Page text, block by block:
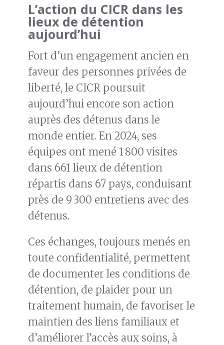
L’action du CICR dans les
lieux de détention
aujourd’hui
Fort d’un engagement ancien en
faveur des personnes privées de
liberté, le CICR poursuit
aujourd’hui encore son action
auprès des détenus dans le
monde entier. En 2024, ses
équipes ont mené 1 800 visites
dans 661 lieux de détention
répartis dans 67 pays, conduisant
près de 9 300 entretiens avec des
détenus.
Ces échanges, toujours menés en
toute confidentialité, permettent
de documenter les conditions de
détention, de plaider pour un
traitement humain, de favoriser le
maintien des liens familiaux et
d’améliorer l’accès aux soins, à